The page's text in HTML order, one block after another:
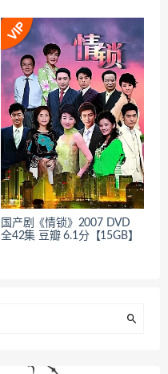
国产剧《情锁》2007 DVD
全42集 豆瓣 6.1分【15GB】